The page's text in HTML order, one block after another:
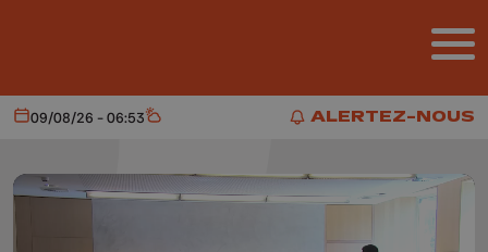
ALERTEZ-NOUS
ALERTEZ-NOUS
Aujourd'hui
09/08/26 - 06:53 Météo